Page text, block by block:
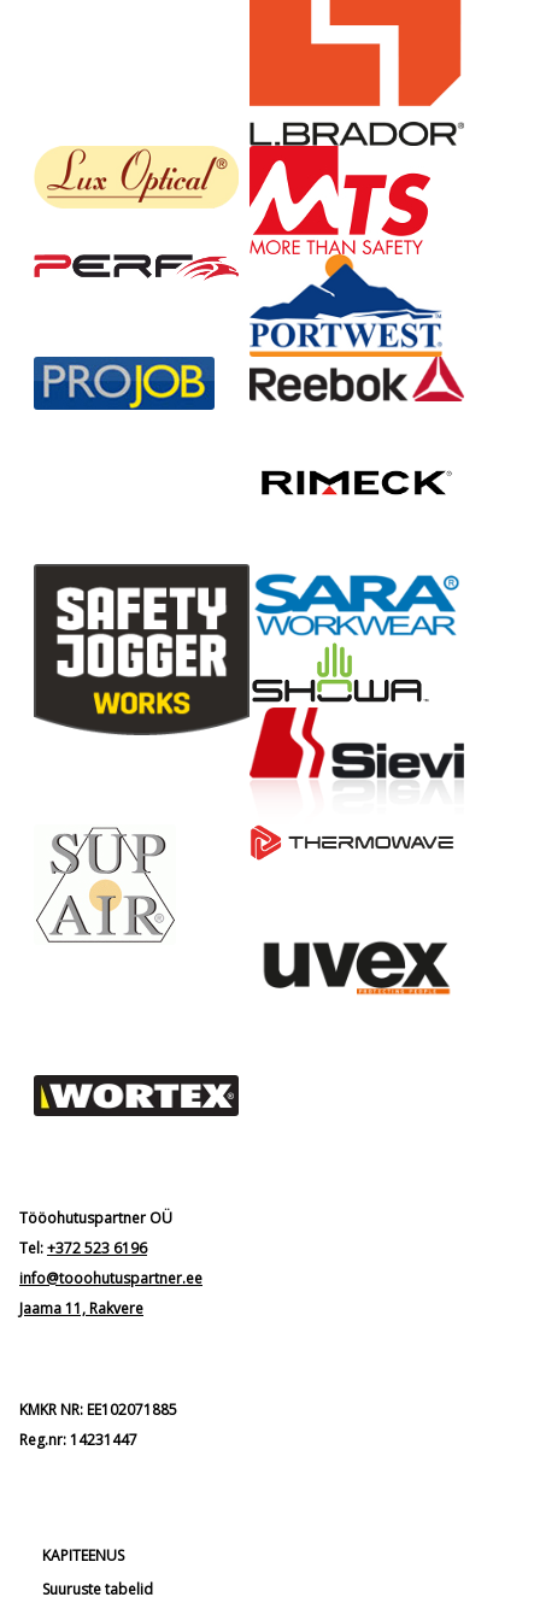
Tööohutuspartner OÜ
Tel:+372 523 6196
info@tooohutuspartner.ee
Jaama 11, Rakvere
KMKR NR: EE102071885
Reg.nr: 14231447
KAPITEENUS
Suuruste tabelid